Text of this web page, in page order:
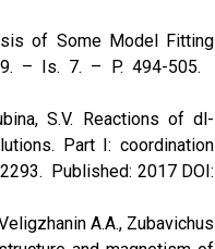
of Some Model Fitting
– Is. 7. – P. 494-505.
S.V. Reactions of dl-
Part I: coordination
Published: 2017 DOI:
A.A., Zubavichus